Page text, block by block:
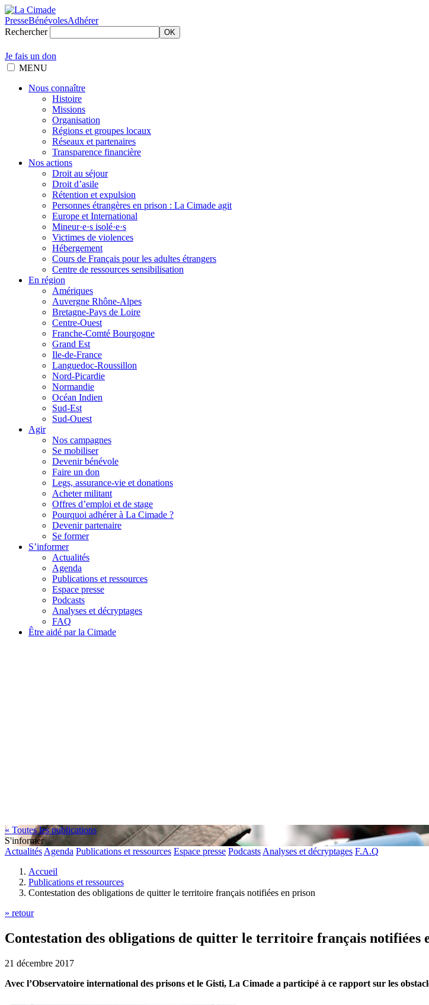
PresseBénévolesAdhérer
Rechercher
OK
Je fais un don
MENU
Nous connaître
Histoire
Missions
Organisation
Régions et groupes locaux
Réseaux et partenaires
Transparence financière
Nos actions
Droit au séjour
Droit d’asile
Rétention et expulsion
Personnes étrangères en prison : La Cimade agit
Europe et International
Mineur·e·s isolé·e·s
Victimes de violences
Hébergement
Cours de Français pour les adultes étrangers
Centre de ressources sensibilisation
En région
Amériques
Auvergne Rhône-Alpes
Bretagne-Pays de Loire
Centre-Ouest
Franche-Comté Bourgogne
Grand Est
Ile-de-France
Languedoc-Roussillon
Nord-Picardie
Normandie
Océan Indien
Sud-Est
Sud-Ouest
Agir
Nos campagnes
Se mobiliser
Devenir bénévole
Faire un don
Legs, assurance-vie et donations
Acheter militant
Offres d’emploi et de stage
Pourquoi adhérer à La Cimade ?
Devenir partenaire
Se former
S’informer
Actualités
Agenda
Publications et ressources
Espace presse
Podcasts
Analyses et décryptages
FAQ
Être aidé par la Cimade
« Toutes les publications
S'informer
Actualités Agenda Publications et ressources Espace presse Podcasts Analyses et décryptages F.A.Q
Accueil
Publications et ressources
Contestation des obligations de quitter le territoire français notifiées en prison
» retour
Contestation des obligations de quitter le territoire français notifiées
21 décembre 2017
Avec l’Observatoire international des prisons et le Gisti, La Cimade a participé à ce rapport sur les